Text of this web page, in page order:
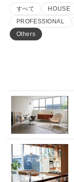
すべて
HOUSE
PROFESSIONAL
Others